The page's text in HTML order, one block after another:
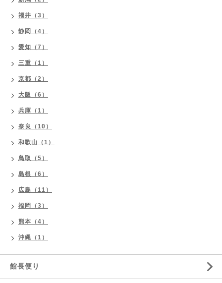
福井（3）
静岡（4）
愛知（7）
三重（1）
京都（2）
大阪（6）
兵庫（1）
奈良（10）
和歌山（1）
鳥取（5）
島根（6）
広島（11）
福岡（3）
熊本（4）
沖縄（1）
館長便り